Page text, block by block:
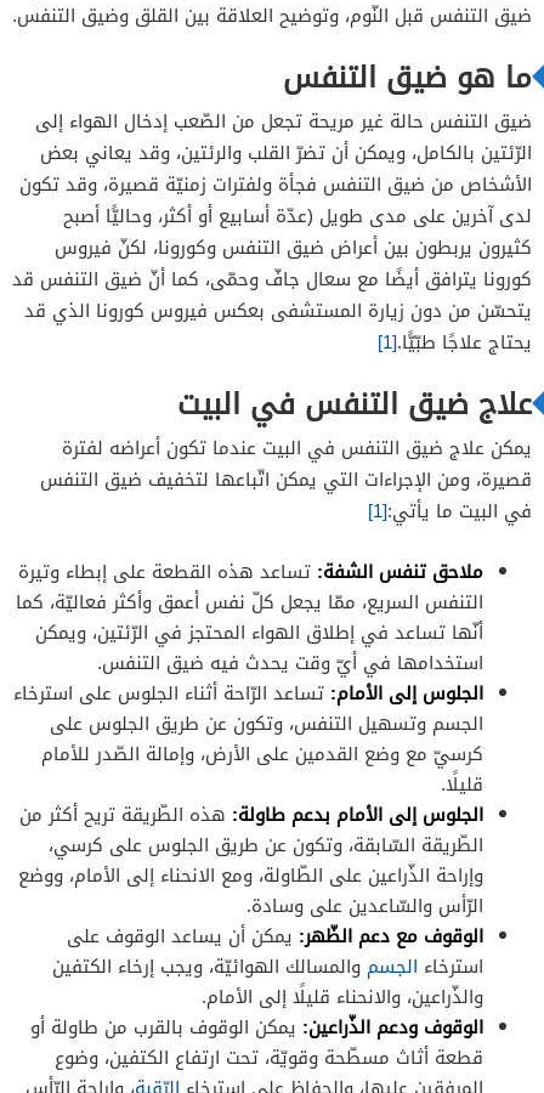
ضيق التنفس قبل النّوم، وتوضيح العلاقة بين القلق وضيق التنفس.
ما هو ضيق التنفس
ضيق التنفس حالة غير مريحة تجعل من الصّعب إدخال الهواء إلى
الرّئتين بالكامل، ويمكن أن تضرّ القلب والرئتين، وقد يعاني بعض
الأشخاص من ضيق التنفس فجأة ولفترات زمنيّة قصيرة، وقد تكون
لدى آخرين على مدى طويل (عدّة أسابيع أو أكثر، وحاليًّا أصبح
كثيرون يربطون بين أعراض ضيق التنفس وكورونا، لكنّ فيروس
كورونا يترافق أيضًا مع سعال جافّ وحمّى، كما أنّ ضيق التنفس قد
يتحسّن من دون زيارة المستشفى بعكس فيروس كورونا الذي قد
يحتاج علاجًا طبّيًّا.[1]
علاج ضيق التنفس في البيت
يمكن علاج ضيق التنفس في البيت عندما تكون أعراضه لفترة
قصيرة، ومن الإجراءات التي يمكن اتّباعها لتخفيف ضيق التنفس
في البيت ما يأتي:[1]
ملاحق تنفس الشفة: تساعد هذه القطعة على إبطاء وتيرة
التنفس السريع، ممّا يجعل كلّ نفس أعمق وأكثر فعاليّة، كما
أنّها تساعد في إطلاق الهواء المحتجز في الرّئتين، ويمكن
استخدامها في أيّ وقت يحدث فيه ضيق التنفس.
الجلوس إلى الأمام: تساعد الرّاحة أثناء الجلوس على استرخاء
الجسم وتسهيل التنفس، وتكون عن طريق الجلوس على
كرسيّ مع وضع القدمين على الأرض، وإمالة الصّدر للأمام
قليلًا.
الجلوس إلى الأمام بدعم طاولة: هذه الطّريقة تريح أكثر من
الطّريقة السّابقة، وتكون عن طريق الجلوس على كرسي،
وإراحة الذّراعين على الطّاولة، ومع الانحناء إلى الأمام، ووضع
الرّأس والسّاعدين على وسادة.
الوقوف مع دعم الظّهر: يمكن أن يساعد الوقوف على
استرخاء الجسم والمسالك الهوائيّة، ويجب إرخاء الكتفين
والذّراعين، والانحناء قليلًا إلى الأمام.
الوقوف ودعم الذّراعين: يمكن الوقوف بالقرب من طاولة أو
قطعة أثاث مسطّحة وقويّة، تحت ارتفاع الكتفين، وضوع